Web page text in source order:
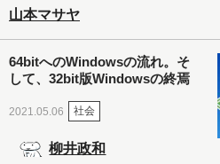
山本マサヤ
64bitへのWindowsの流れ。そ
して、32bit版Windowsの終焉
2021.05.06 社会
柳井政和